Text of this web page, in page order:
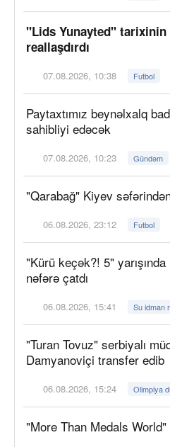
"Lids Yunayted" tarixinin
reallaşdırdı
07.08.2026, 10:38 Futbol
Paytaxtımız beynəlxalq
sahibliyi edəcək
07.08.2026, 10:23 Gündəm
"Qarabağ" Kiyev
06.08.2026, 23:12 Futbol
"Kürü keçək?! 5"
nəfərə çatdı
06.08.2026, 15:41 Su idman
"Turan Tovuz" serbiyalı
Damyanoviçi transfer edib
06.08.2026, 15:24 Olimpiya
"More Than Medals